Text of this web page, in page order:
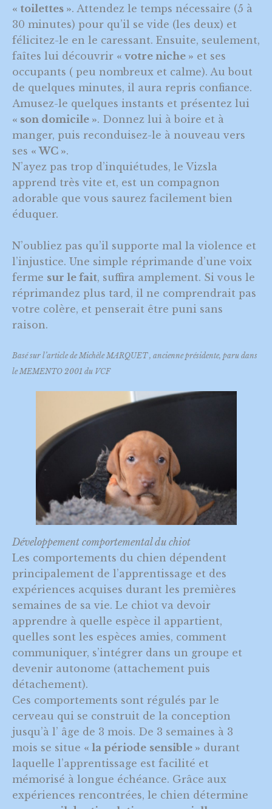
« toilettes ». Attendez le temps nécessaire (5 à
30 minutes) pour qu’il se vide (les deux) et
félicitez-le en le caressant. Ensuite, seulement,
faîtes lui découvrir « votre niche » et ses
occupants ( peu nombreux et calme). Au bout
de quelques minutes, il aura repris confiance.
Amusez-le quelques instants et présentez lui
« son domicile ». Donnez lui à boire et à
manger, puis reconduisez-le à nouveau vers
ses « WC ».
N’ayez pas trop d’inquiétudes, le Vizsla
apprend très vite et, est un compagnon
adorable que vous saurez facilement bien
éduquer.
N’oubliez pas qu’il supporte mal la violence et
l’injustice. Une simple réprimande d’une voix
ferme sur le fait, suffira amplement. Si vous le
réprimandez plus tard, il ne comprendrait pas
votre colère, et penserait être puni sans
raison.
Basé sur l’article de Michèle MARQUET , ancienne présidente, paru dans
le MEMENTO 2001 du VCF
Développement comportemental du chiot
Les comportements du chien dépendent
principalement de l’apprentissage et des
expériences acquises durant les premières
semaines de sa vie. Le chiot va devoir
apprendre à quelle espèce il appartient,
quelles sont les espèces amies, comment
communiquer, s’intégrer dans un groupe et
devenir autonome (attachement puis
détachement).
Ces comportements sont régulés par le
cerveau qui se construit de la conception
jusqu’à l’ âge de 3 mois. De 3 semaines à 3
mois se situe « la période sensible » durant
laquelle l’apprentissage est facilité et
mémorisé à longue échéance. Grâce aux
expériences rencontrées, le chien détermine